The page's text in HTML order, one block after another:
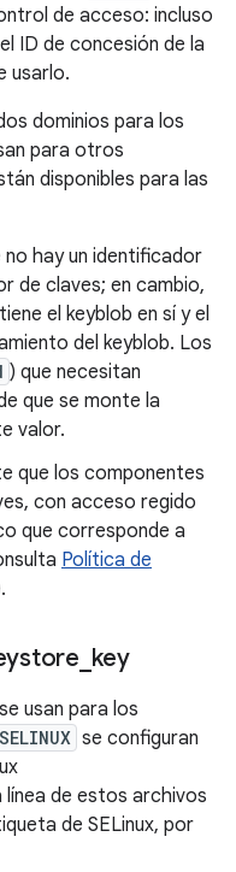
de acceso: incluso
ID de concesión de la
usarlo.
dominios para los
para otros
disponibles para las
no hay un identificador
de claves; en cambio,
el keyblob en sí y el
del keyblob. Los
) que necesitan
que se monte la
valor.
que los componentes
con acceso regido
que corresponde a
Política de
key
usan para los
se configuran
línea de estos archivos
de SELinux, por